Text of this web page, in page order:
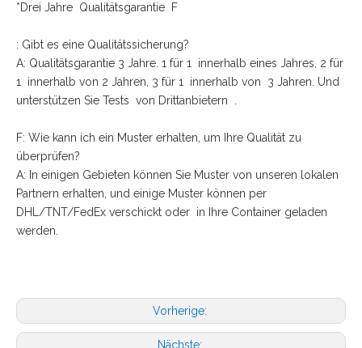
*Drei Jahre Qualitätsgarantie F
: Gibt es eine Qualitätssicherung?
A: Qualitätsgarantie 3 Jahre. 1 für 1 innerhalb eines Jahres, 2 für
1 innerhalb von 2 Jahren, 3 für 1 innerhalb von 3 Jahren. Und
unterstützen Sie Tests von Drittanbietern .
F: Wie kann ich ein Muster erhalten, um Ihre Qualität zu
überprüfen?
A: In einigen Gebieten können Sie Muster von unseren lokalen
Partnern erhalten, und einige Muster können per
DHL/TNT/FedEx verschickt oder in Ihre Container geladen
werden.
Vorherige:
Nächste: